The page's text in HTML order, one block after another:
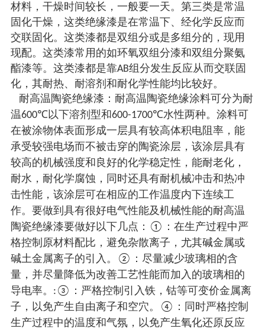
材料，干燥时间较长，一般要一天。第三类是常温
固化干燥，这类绝缘漆是在常温下、经化学反应而
交联固化。这类漆都是双组分或是多组分的，现用
现配。这类漆常用的如环氧双组分漆和双组分聚氨
酯漆等。这类漆都是靠AB组分发生反应从而交联 固
化， 其耐热、耐溶剂和耐化学性能均比较好。
耐高温 陶瓷绝缘漆 ： 耐高温陶瓷绝缘涂料可分为耐
温600℃以下溶剂型和600-1700℃水性两种。涂料可
在被涂物体表面形成一层具有较高体积电阻率，能
承受较强电场而不被击穿的陶瓷涂层，该涂层具有
较高的机械强度和良好的化学稳定性，能耐老化，
耐水，耐化学腐蚀，同时还具有耐机械冲击和热冲
击性能，该涂层可在相应的工作温度内下连续工
作。 要做到具有很好电气性能及机械性能的耐高温
陶瓷绝缘漆要做好以下几点： ① ：在生产过程中严
格控制原材料配比，避免杂散离子，尤其碱金属或
碱土金属离子的引入。
② ：尽量减少玻璃相的含
量，并尽量降低为改善工艺性能而加入的玻璃相的
导电率。 :③ ：严格控制引入铁，钴等可变价金属离
子，以免产生自由离子和空穴。
④ ：同时严格控制
生产过程中的温度和气氛，以免产生氧化还原反应